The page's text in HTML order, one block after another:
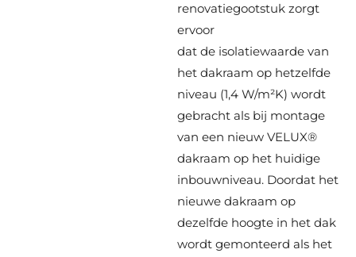
renovatiegootstuk zorgt
ervoor
dat de isolatiewaarde van
het dakraam op hetzelfde
niveau (1,4 W/m²K) wordt
gebracht als bij montage
van een nieuw VELUX®
dakraam op het huidige
inbouwniveau. Doordat het
nieuwe dakraam op
dezelfde hoogte in het dak
wordt gemonteerd als het